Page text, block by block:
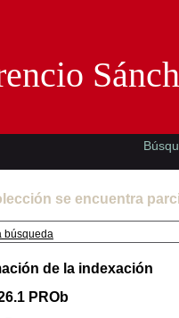
se encuentra
búsqueda
de la indexación
PROb